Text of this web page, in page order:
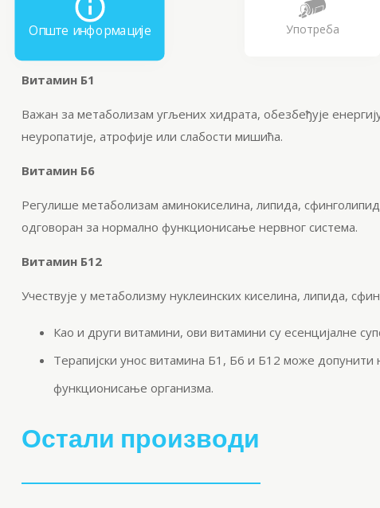
Опште информације Употреба
Витамин Б1
Важан за метаболизам угљених хидрата, обезбеђује
неуропатије, атрофије или слабости мишића.
Витамин Б6
Регулише метаболизам аминокиселина, липида,
одговоран за нормално функционисање нервног система.
Витамин Б12
Учествује у метаболизму нуклеинских киселина, липида,
Као и други витамини, ови витамини су есенцијалне
Терапијски унос витамина Б1, Б6 и Б12 може
функционисање организма.
Остали производи